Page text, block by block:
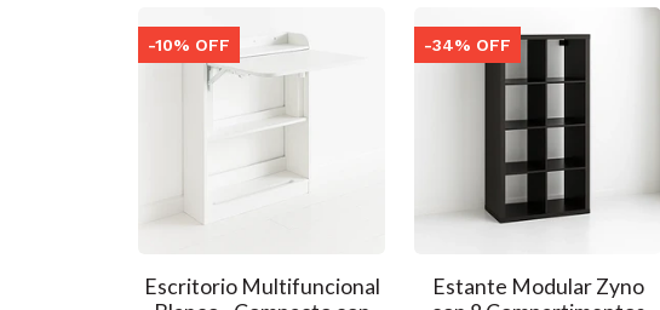
-10% OFF
Escritorio Multifuncional
-34% OFF
Estante Modular Zyno